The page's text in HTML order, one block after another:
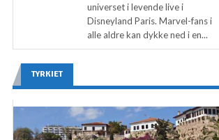
universet i levende live i
Disneyland Paris. Marvel-fans i
alle aldre kan dykke ned i en...
TYRKIET